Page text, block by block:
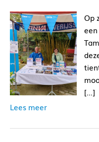
Op
[…]
Lees meer